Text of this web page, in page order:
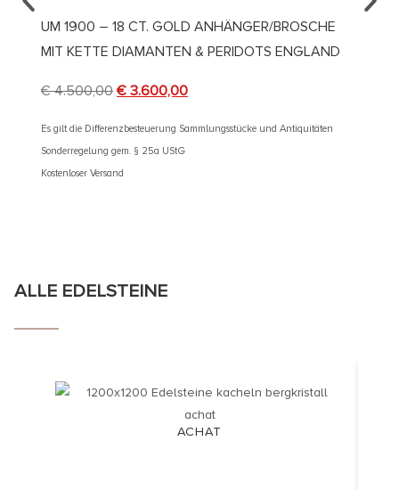
UM 1900 – 18 CT. GOLD ANHÄNGER/BROSCHE
MIT KETTE DIAMANTEN & PERIDOTS ENGLAND
€4.500,00 € 3.600,00
Es gilt die Differenzbesteuerung Sammlungsstücke und Antiquitäten
Sonderregelung gem. § 25a UStG
Kostenloser Versand
ALLE EDELSTEINE
ACHAT